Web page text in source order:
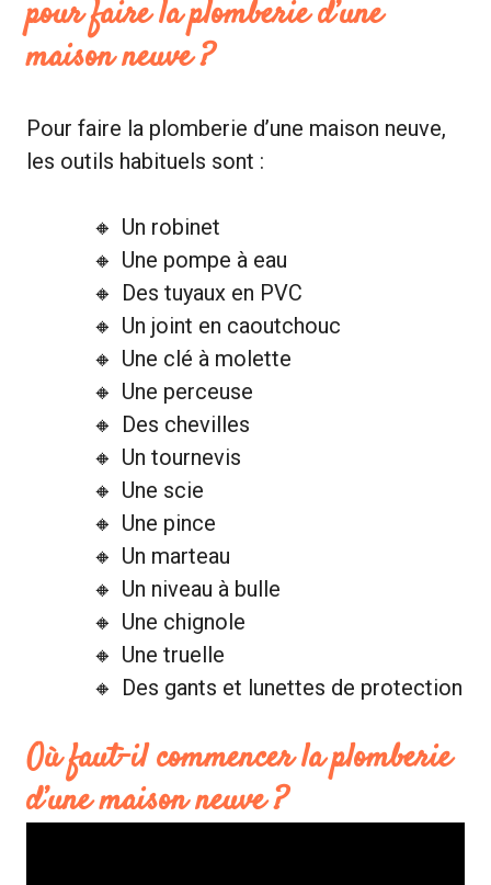
pour faire la plomberie d’une
maison neuve ?
Pour faire la plomberie d’une maison neuve,
les outils habituels sont :
Un robinet
Une pompe à eau
Des tuyaux en PVC
Un joint en caoutchouc
Une clé à molette
Une perceuse
Des chevilles
Un tournevis
Une scie
Une pince
Un marteau
Un niveau à bulle
Une chignole
Une truelle
Des gants et lunettes de protection
Où faut-il commencer la plomberie
d’une maison neuve ?